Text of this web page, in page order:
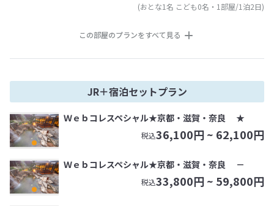
(おとな1名 こども0名・1部屋/1泊2日)
この部屋のプランをすべて見る
JR＋宿泊セットプラン
Ｗｅｂコレスペシャル★京都・滋賀・奈良 ★
税込36,100円 ~ 62,100円
Ｗｅｂコレスペシャル★京都・滋賀・奈良 －
税込33,800円 ~ 59,800円